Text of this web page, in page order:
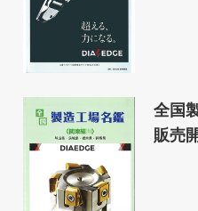
全国
販売